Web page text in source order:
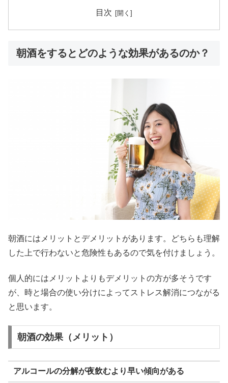
目次
朝酒をするとどのような効果があるのか？
朝酒にはメリットとデメリットがあります。どちらも理解
した上で行わないと危険性もあるので気を付けましょう。
個人的にはメリットよりもデメリットの方が多そうです
が、時と場合の使い分けによってストレス解消につながる
と思います。
朝酒の効果（メリット）
アルコールの分解が夜飲むより早い傾向がある